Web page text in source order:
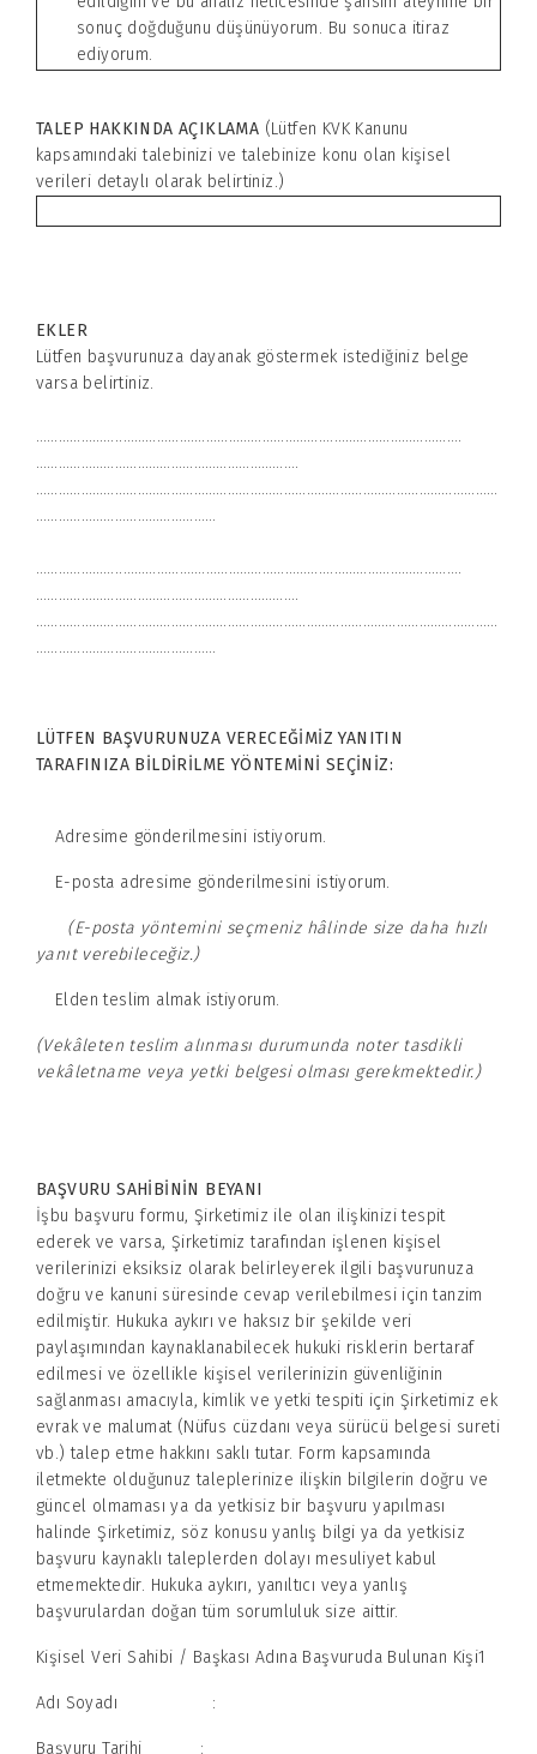
sonuç doğduğunu düşünüyorum. Bu sonuca itiraz
ediyorum.
TALEP HAKKINDA AÇIKLAMA (Lütfen KVK Kanunu
kapsamındaki talebinizi ve talebinize konu olan kişisel
verileri detaylı olarak belirtiniz.)
EKLER
Lütfen başvurunuza dayanak göstermek istediğiniz belge
varsa belirtiniz.
…………………..…………….……………………………….……………………………….
…………………………………………………………….
……………………………………………………………………………………………………………
…………………………………………
…………………..…………….……………………………….……………………………….
…………………………………………………………….
……………………………………………………………………………………………………………
…………………………………………
LÜTFEN BAŞVURUNUZA VERECEĞİMİZ YANITIN
TARAFINIZA BİLDİRİLME YÖNTEMİNİ SEÇİNİZ:
Adresime gönderilmesini istiyorum.
E-posta adresime gönderilmesini istiyorum.
(E-posta yöntemini seçmeniz hâlinde size daha hızlı
yanıt verebileceğiz.)
Elden teslim almak istiyorum.
(Vekâleten teslim alınması durumunda noter tasdikli
vekâletname veya yetki belgesi olması gerekmektedir.)
BAŞVURU SAHİBİNİN BEYANI
İşbu başvuru formu, Şirketimiz ile olan ilişkinizi tespit
ederek ve varsa, Şirketimiz tarafından işlenen kişisel
verilerinizi eksiksiz olarak belirleyerek ilgili başvurunuza
doğru ve kanuni süresinde cevap verilebilmesi için tanzim
edilmiştir. Hukuka aykırı ve haksız bir şekilde veri
paylaşımından kaynaklanabilecek hukuki risklerin bertaraf
edilmesi ve özellikle kişisel verilerinizin güvenliğinin
sağlanması amacıyla, kimlik ve yetki tespiti için Şirketimiz ek
evrak ve malumat (Nüfus cüzdanı veya sürücü belgesi sureti
vb.) talep etme hakkını saklı tutar. Form kapsamında
iletmekte olduğunuz taleplerinize ilişkin bilgilerin doğru ve
güncel olmaması ya da yetkisiz bir başvuru yapılması
halinde Şirketimiz, söz konusu yanlış bilgi ya da yetkisiz
başvuru kaynaklı taleplerden dolayı mesuliyet kabul
etmemektedir. Hukuka aykırı, yanıltıcı veya yanlış
başvurulardan doğan tüm sorumluluk size aittir.
Kişisel Veri Sahibi / Başkası Adına Başvuruda Bulunan Kişi1
Adı Soyadı :
Başvuru Tarihi :